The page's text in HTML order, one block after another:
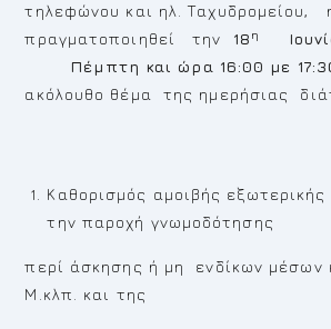
τηλεφώνου και ηλ. Ταχυδρομείου,
πραγματοποιηθεί την
18 η
Πέμπτη και ώρα 16:00 με
ακόλουθο θέμα της ημερήσιας
Καθορισμός αμοιβής εξωτερικής
την παροχή γνωμοδότησης
περί άσκησης ή μη ενδίκων μέσων
Μ.κλπ. και της